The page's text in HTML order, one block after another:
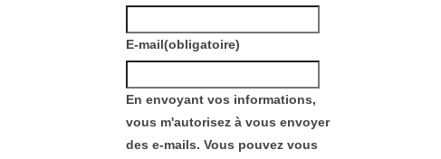
E-mail(obligatoire)
En envoyant vos informations,
vous m'autorisez à vous envoyer
des e-mails. Vous pouvez vous